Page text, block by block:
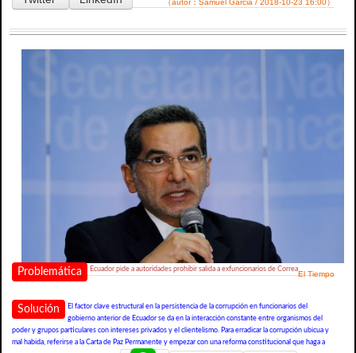
（autor：Samuel Garcia / 2018-10-23 16:00）
Problemática Ecuador pide a autoridades prohibir salida a exfuncionarios de Correa
El Tiempo
Solución
El factor clave estructural en la persistencia de la corrupción en funcionarios del
gobierno anterior de Ecuador se da en la interacción constante entre organismos del
poder y grupos particulares con intereses privados y el clientelismo. Para erradicar la corrupción ubicua y
mal habida, referirse a la Carta de Paz Permanente y empezar con una reforma constitucional que haga a